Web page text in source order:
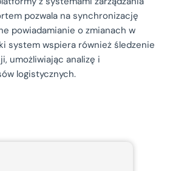
pozwala na synchronizację
powiadamianie o zmianach w
system wspiera również śledzenie
umożliwiając analizę i
logistycznych.